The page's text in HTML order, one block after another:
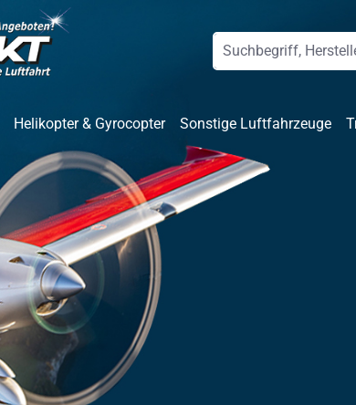
Helikopter & Gyrocopter Sonstige Luftfahrzeuge